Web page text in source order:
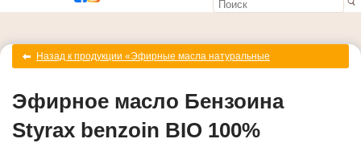
Назад к продукции «Эфирные масла натуральные
Эфирное масло Бензоина
Styrax benzoin BIO 100%